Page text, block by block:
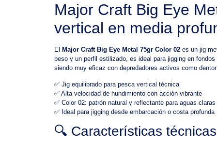
Major Craft Big Eye
vertical en media
El Major Craft Big Eye Metal 75gr Color 02 es un jig
peso y un perfil estilizado, es ideal para jigging en
siendo muy eficaz con depredadores activos como
✅ Jig equilibrado para pesca vertical técnica
✅ Alta velocidad de hundimiento con acción vibrante
✅ Color 02: patrón natural y reflectante para aguas claras
✅ Ideal para jigging desde embarcación o costa profunda
🔍 Características